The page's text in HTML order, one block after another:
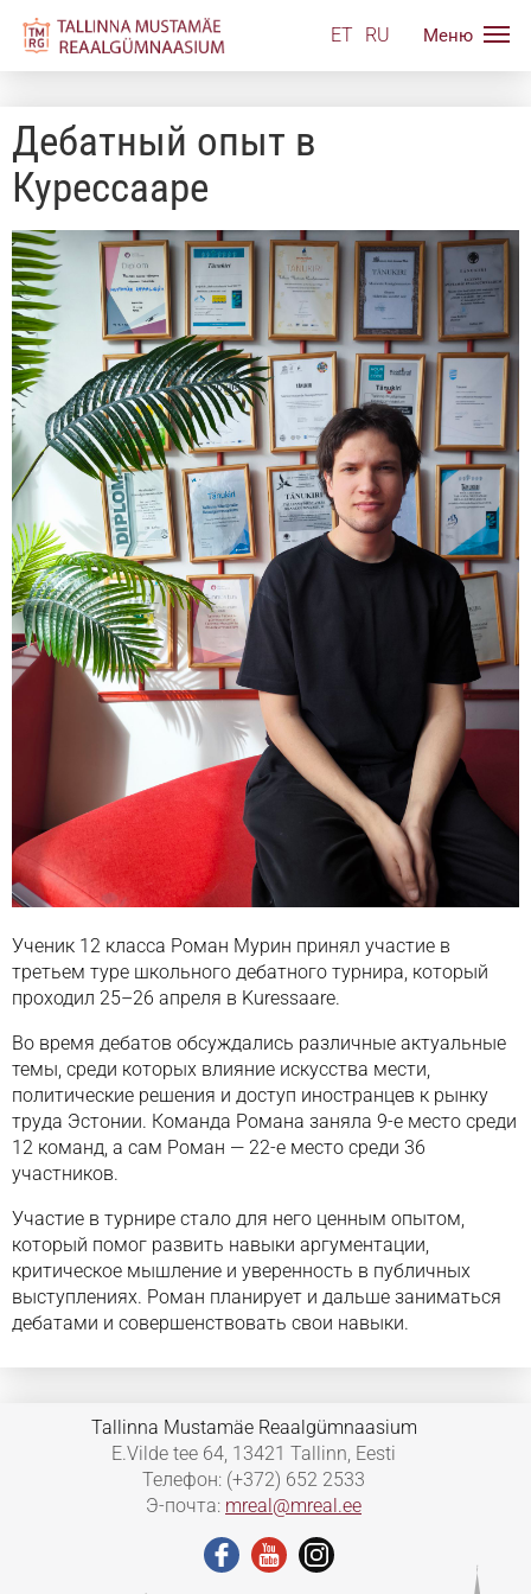
ET RU
Дебатный опыт в
Курессааре
Ученик 12 класса Роман Мурин принял участие в
третьем туре школьного дебатного турнира, который
проходил 25–26 апреля в Kuressaare.
Во время дебатов обсуждались различные актуальные
темы, среди которых влияние искусства мести,
политические решения и доступ иностранцев к рынку
труда Эстонии. Команда Романа заняла 9-е место среди
12 команд, а сам Роман — 22-е место среди 36
участников.
Участие в турнире стало для него ценным опытом,
который помог развить навыки аргументации,
критическое мышление и уверенность в публичных
выступлениях. Роман планирует и дальше заниматься
дебатами и совершенствовать свои навыки.
Tallinna Mustamäe Reaalgümnaasium
E.Vilde tee 64, 13421 Tallinn, Eesti
Телефон: (+372) 652 2533
Э-почта: mreal@mreal.ee